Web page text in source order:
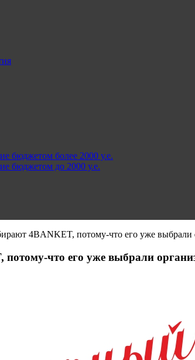
бюджетом более 2000 у.е.
бюджетом до 2000 у.е.
4BANKET, потому-что его уже выбрали
что его уже выбрали